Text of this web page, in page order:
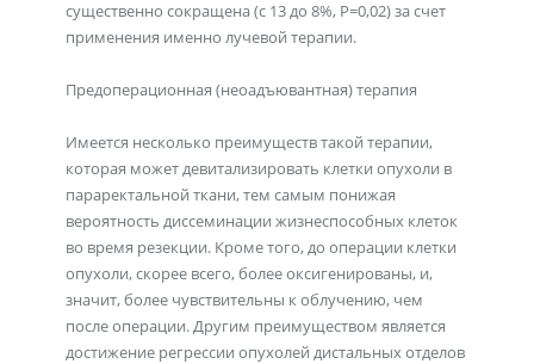
существенно сокращена (с 13 до 8%, Р=0,02) за счет
применения именно лучевой терапии.
Предоперационная (неоадъювантная) терапия
Имеется несколько преимуществ такой терапии,
которая может девитализировать клетки опухоли в
параректальной ткани, тем самым понижая
вероятность диссеминации жизнеспособных клеток
во время резекции. Кроме того, до операции клетки
опухоли, скорее всего, более оксигенированы, и,
значит, более чувствительны к облучению, чем
после операции. Другим преимуществом является
достижение регрессии опухолей дистальных отделов